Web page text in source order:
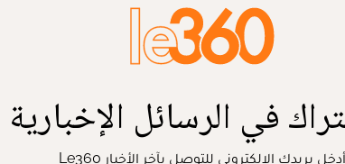
في الرسائل الإخبارية
أدخل بريدك الإلكتروني للتوصل بآخر الأخبار Le360